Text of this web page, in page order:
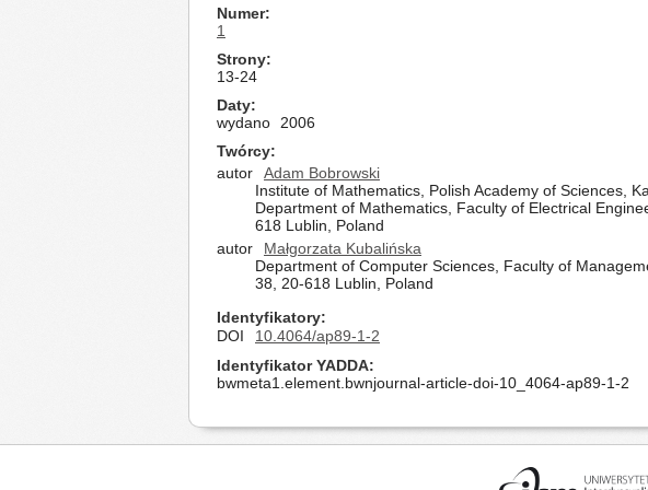
Numer
1
Strony
13-24
Daty
wydano
2006
Twórcy
autor
Adam Bobrowski
Institute of Mathematics, Polish Academy of Sciences,
Department of Mathematics, Faculty of Electrical
618 Lublin, Poland
autor
Małgorzata Kubalińska
Department of Computer Sciences, Faculty of
38, 20-618 Lublin, Poland
Identyfikatory
DOI
10.4064/ap89-1-2
Identyfikator YADDA
bwmeta1.element.bwnjournal-article-doi-10_4064-ap89-1-2